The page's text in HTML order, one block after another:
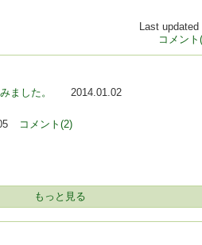
Last
コメント
ました。
2014.01.02
コメント(2)
もっと見る